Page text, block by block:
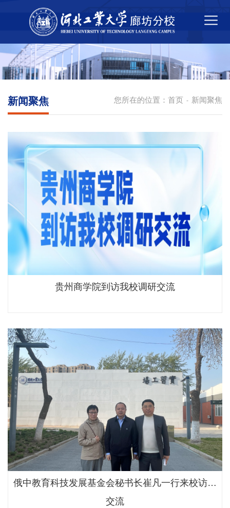
您所在的位置： 首页 - 新闻聚焦
新闻聚焦
贵州商学院到访我校调研交流
俄中教育科技发展基金会秘书长崔凡一行来校访问
交流